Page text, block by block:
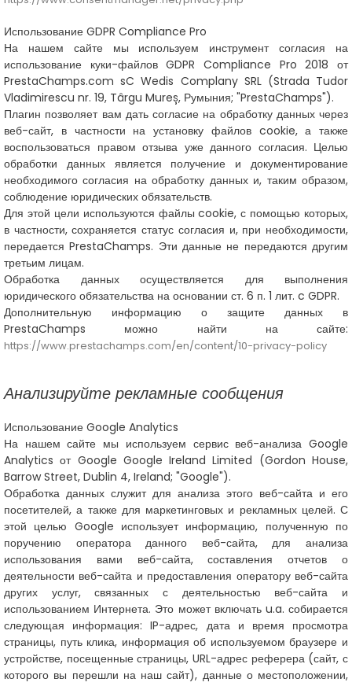
Использование GDPR Compliance Pro
На нашем сайте мы используем инструмент согласия на
использование куки-файлов GDPR Compliance Pro 2018 от
PrestaChamps.com sC Wedis Complany SRL (Strada Tudor
Vladimirescu nr. 19, Târgu Mureș, Румыния; "PrestaChamps").
Плагин позволяет вам дать согласие на обработку данных через
веб-сайт, в частности на установку файлов cookie, а также
воспользоваться правом отзыва уже данного согласия. Целью
обработки данных является получение и документирование
необходимого согласия на обработку данных и, таким образом,
соблюдение юридических обязательств.
Для этой цели используются файлы cookie, с помощью которых,
в частности, сохраняется статус согласия и, при необходимости,
передается PrestaChamps. Эти данные не передаются другим
третьим лицам.
Обработка данных осуществляется для выполнения
юридического обязательства на основании ст. 6 п. 1 лит. c GDPR.
Дополнительную информацию о защите данных в
PrestaChamps можно найти на сайте:
https://www.prestachamps.com/en/content/10-privacy-policy
Анализируйте рекламные сообщения
Использование Google Analytics
На нашем сайте мы используем сервис веб-анализа Google
Analytics от Google Google Ireland Limited (Gordon House,
Barrow Street, Dublin 4, Ireland; "Google").
Обработка данных служит для анализа этого веб-сайта и его
посетителей, а также для маркетинговых и рекламных целей. С
этой целью Google использует информацию, полученную по
поручению оператора данного веб-сайта, для анализа
использования вами веб-сайта, составления отчетов о
деятельности веб-сайта и предоставления оператору веб-сайта
других услуг, связанных с деятельностью веб-сайта и
использованием Интернета. Это может включать u.a. собирается
следующая информация: IP-адрес, дата и время просмотра
страницы, путь клика, информация об используемом браузере и
устройстве, посещенные страницы, URL-адрес реферера (сайт, с
которого вы перешли на наш сайт), данные о местоположении,